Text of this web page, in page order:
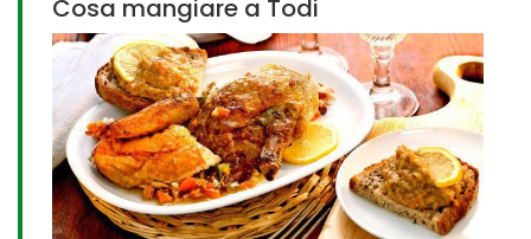
Cosa mangiare a Todi